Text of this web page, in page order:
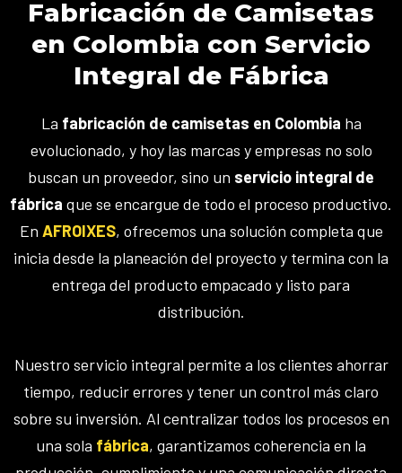
Fabricación de Camisetas
en Colombia con Servicio
Integral de Fábrica
La fabricación de camisetas en Colombia ha
evolucionado, y hoy las marcas y empresas no solo
buscan un proveedor, sino un servicio integral de
fábrica que se encargue de todo el proceso productivo.
En AFROIXES, ofrecemos una solución completa que
inicia desde la planeación del proyecto y termina con la
entrega del producto empacado y listo para
distribución.
Nuestro servicio integral permite a los clientes ahorrar
tiempo, reducir errores y tener un control más claro
sobre su inversión. Al centralizar todos los procesos en
una sola fábrica, garantizamos coherencia en la